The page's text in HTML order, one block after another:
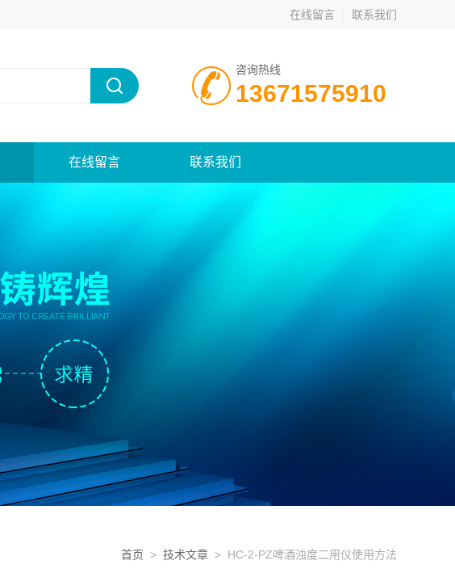
在线留言 联系我们
咨询热线
13671575910
在线留言 联系我们
首页 > 技术文章 > HC-2-PZ啤酒浊度二用仪使用方法